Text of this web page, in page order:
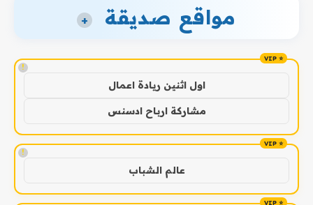
مواقع صديقة +
!
اول اثنين ريادة اعمال
مشاركة ارباح ادسنس
!
عالم الشباب